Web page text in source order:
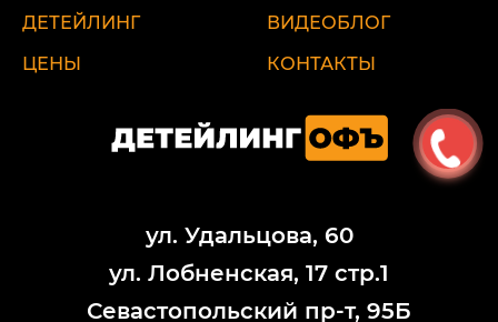
ДЕТЕЙЛИНГ
ЦЕНЫ
ВИДЕОБЛОГ
КОНТАКТЫ
ул. Удальцова, 60
ул. Лобненская, 17 стр.1
Севастопольский пр-т, 95Б